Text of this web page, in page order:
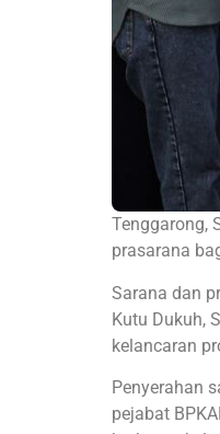
Tenggarong,
prasarana
Sarana dan
Kutu Dukuh,
kelancaran
Penyerahan
pejabat